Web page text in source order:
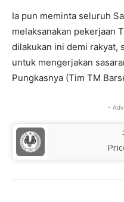
Ia pun meminta seluruh
melaksanakan pekerjaan
dilakukan ini demi rakyat,
untuk mengerjakan
Pungkasnya (Tim TM
-